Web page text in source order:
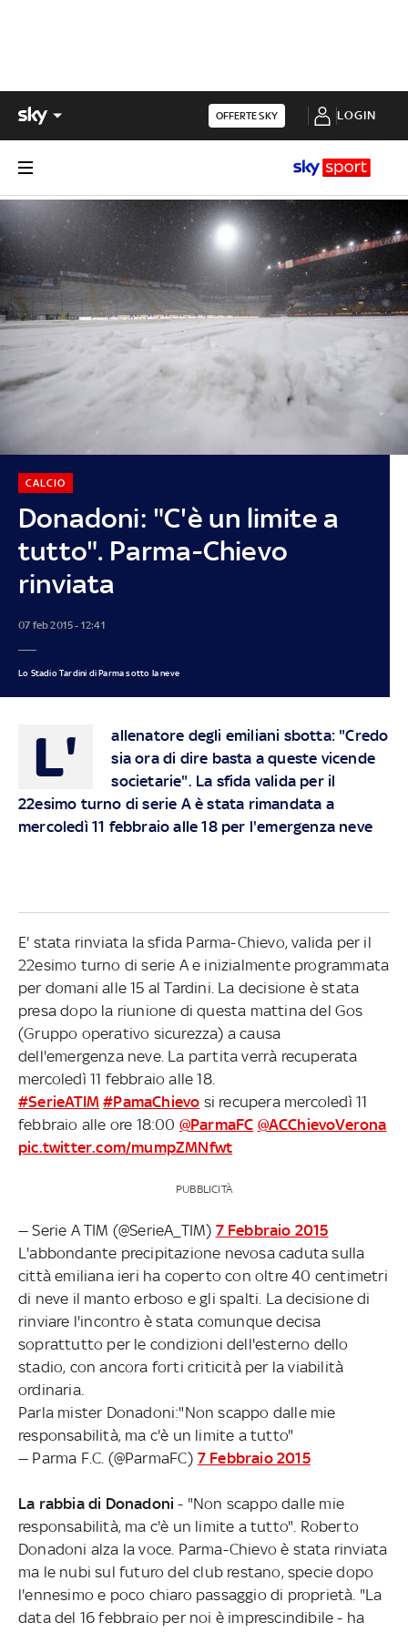
OFFERTE SKY LOGIN
Donadoni: "C'è un limite a
tutto". Parma-Chievo
rinviata
CALCIO
07 feb 2015 - 12:41
Lo Stadio Tardini di Parma sotto la neve
L'
allenatore degli emiliani sbotta: "Credo
sia ora di dire basta a queste vicende
societarie". La sfida valida per il
22esimo turno di serie A è stata rimandata a
mercoledì 11 febbraio alle 18 per l'emergenza neve
E' stata rinviata la sfida Parma-Chievo, valida per il
22esimo turno di serie A e inizialmente programmata
per domani alle 15 al Tardini. La decisione è stata
presa dopo la riunione di questa mattina del Gos
(Gruppo operativo sicurezza) a causa
dell'emergenza neve. La partita verrà recuperata
mercoledì 11 febbraio alle 18.
#SerieATIM #PamaChievo si recupera mercoledì 11
febbraio alle ore 18:00 @ParmaFC @ACChievoVerona
pic.twitter.com/mumpZMNfwt
PUBBLICITÀ
— Serie A TIM (@SerieA_TIM) 7 Febbraio 2015
L'abbondante precipitazione nevosa caduta sulla
città emiliana ieri ha coperto con oltre 40 centimetri
di neve il manto erboso e gli spalti. La decisione di
rinviare l'incontro è stata comunque decisa
soprattutto per le condizioni dell'esterno dello
stadio, con ancora forti criticità per la viabilità
ordinaria.
Parla mister Donadoni:"Non scappo dalle mie
responsabilità, ma c'è un limite a tutto"
— Parma F.C. (@ParmaFC) 7 Febbraio 2015
La rabbia di Donadoni- "Non scappo dalle mie
responsabilità, ma c'è un limite a tutto". Roberto
Donadoni alza la voce. Parma-Chievo è stata rinviata
ma le nubi sul futuro del club restano, specie dopo
l'ennesimo e poco chiaro passaggio di proprietà. "La
data del 16 febbraio per noi è imprescindibile - ha